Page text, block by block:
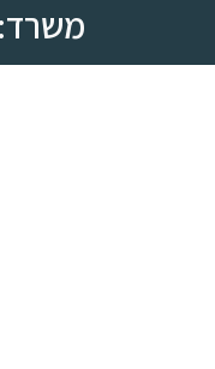
משרד: 03-612-8444
צומת